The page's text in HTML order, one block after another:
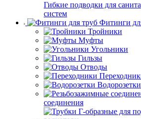
Гибкие подводки для
систем
Фитинги
Тройники
Муфты
Угольники
Гильзы
Отводы
Водорозетки
соединения